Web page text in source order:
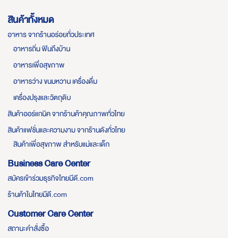
สินค้าทั้งหมด
อาหาร จากร้านอร่อยทั่วประเทศ
อาหารถิ่น ฟินถึงบ้าน
อาหารเพื่อสุขภาพ
อาหารว่าง ขนมหวาน เครื่องดื่ม
เครื่องปรุงและวัตถุดิบ
สินค้าออร์แกนิค จากร้านค้าคุณภาพทั่วไทย
สินค้าแฟชั่นและความงาม จากร้านดังทั่วไทย
สินค้าเพื่อสุขภาพ สำหรับแม่และเด็ก
Business Care Center
สมัครเข้าร่วมธุรกิจไทยมีดี.com
ร้านค้าในไทยมีดี.com
Customer Care Center
สถานะคำสั่งซื้อ